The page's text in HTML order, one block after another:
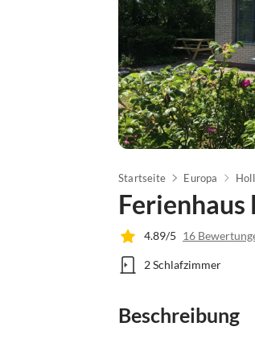
Startseite Europa
Ferienhaus
4.89/5 16
2 Schlafzimmer
Beschreibung